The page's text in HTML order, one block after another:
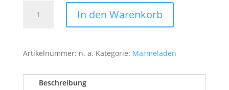
Marmelade
In den Warenkorb
Artikelnummer: n. a. Kategorie: Marmeladen
Beschreibung